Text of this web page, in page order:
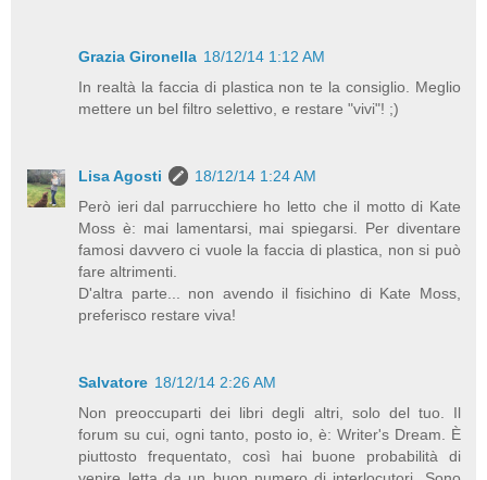
Grazia Gironella 18/12/14 1:12 AM
In realtà la faccia di plastica non te la consiglio. Meglio
mettere un bel filtro selettivo, e restare "vivi"! ;)
Lisa Agosti
18/12/14 1:24 AM
Però ieri dal parrucchiere ho letto che il motto di Kate
Moss è: mai lamentarsi, mai spiegarsi. Per diventare
famosi davvero ci vuole la faccia di plastica, non si può
fare altrimenti.
D'altra parte... non avendo il fisichino di Kate Moss,
preferisco restare viva!
Salvatore 18/12/14 2:26 AM
Non preoccuparti dei libri degli altri, solo del tuo. Il
forum su cui, ogni tanto, posto io, è: Writer's Dream. È
piuttosto frequentato, così hai buone probabilità di